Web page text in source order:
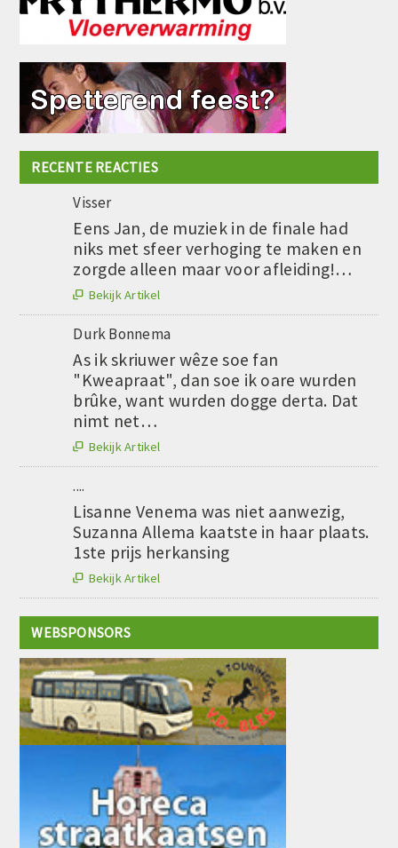
RECENTE REACTIES
Visser
Eens Jan, de muziek in de finale had
niks met sfeer verhoging te maken en
zorgde alleen maar voor afleiding!…
 Bekijk Artikel
Durk Bonnema
As ik skriuwer wêze soe fan
"Kweapraat", dan soe ik oare wurden
brûke, want wurden dogge derta. Dat
nimt net…
 Bekijk Artikel
....
Lisanne Venema was niet aanwezig,
Suzanna Allema kaatste in haar plaats.
1ste prijs herkansing
 Bekijk Artikel
WEBSPONSORS